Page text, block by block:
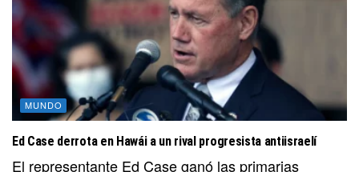
MUNDO
Ed Case derrota en Hawái a un rival progresista antiisraelí
El representante Ed Case ganó las primarias